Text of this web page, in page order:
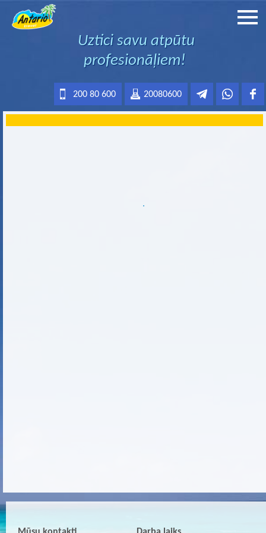
Uztici savu atpūtu
profesionāļiem!
20080600
200 80 600